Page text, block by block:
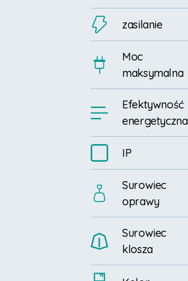
zasilanie
Moc
maksymalna
Efektywność
energetyczna
IP
Surowiec
oprawy
Surowiec
klosza